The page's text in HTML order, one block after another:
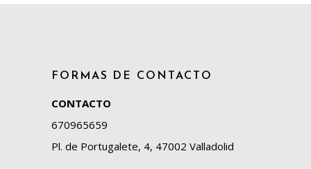
FORMAS DE CONTACTO
CONTACTO
670965659
Pl. de Portugalete, 4, 47002 Valladolid